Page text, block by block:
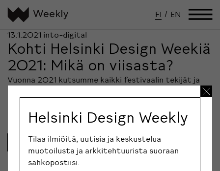
FI / EN
13.1.2021 into-digital
Kohti Helsinki Design Weekiä
2021: Mikä on viisasta?
Vuonna 2021 kutsumme kaikki festivaalin tekijät ja
Lue lisää
Helsinki Design Weekly
Tilaa ilmiöitä, uutisia ja keskustelua
muotoilusta ja arkkitehtuurista suoraan
sähköpostiisi.